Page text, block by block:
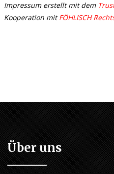
Impressum erstellt mit dem
Kooperation mitFÖHLISCH
Über uns